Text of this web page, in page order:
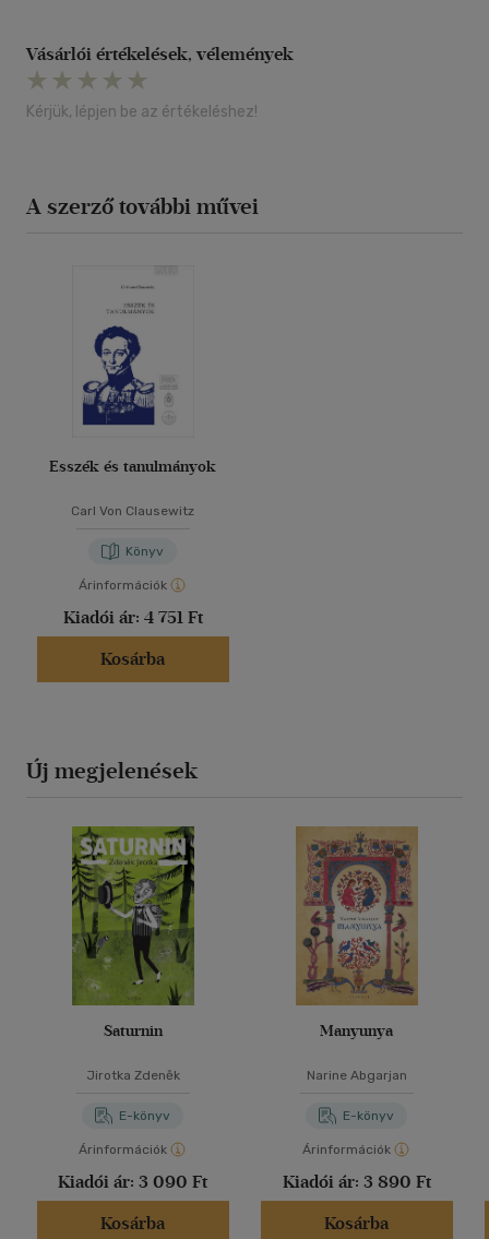
Vásárlói értékelések, vélemények
Kérjük, lépjen be az értékeléshez!
A szerző további művei
Esszék és tanulmányok
Carl Von Clausewitz
Könyv
Árinformációk
Kiadói ár: 4 751 Ft
Kosárba
Új megjelenések
Saturnin
Jirotka Zdeněk
E-könyv
Árinformációk
Kiadói ár: 3 090 Ft
Kosárba
Manyunya
Narine Abgarjan
E-könyv
Árinformációk
Kiadói ár: 3 890 Ft
Kosárba